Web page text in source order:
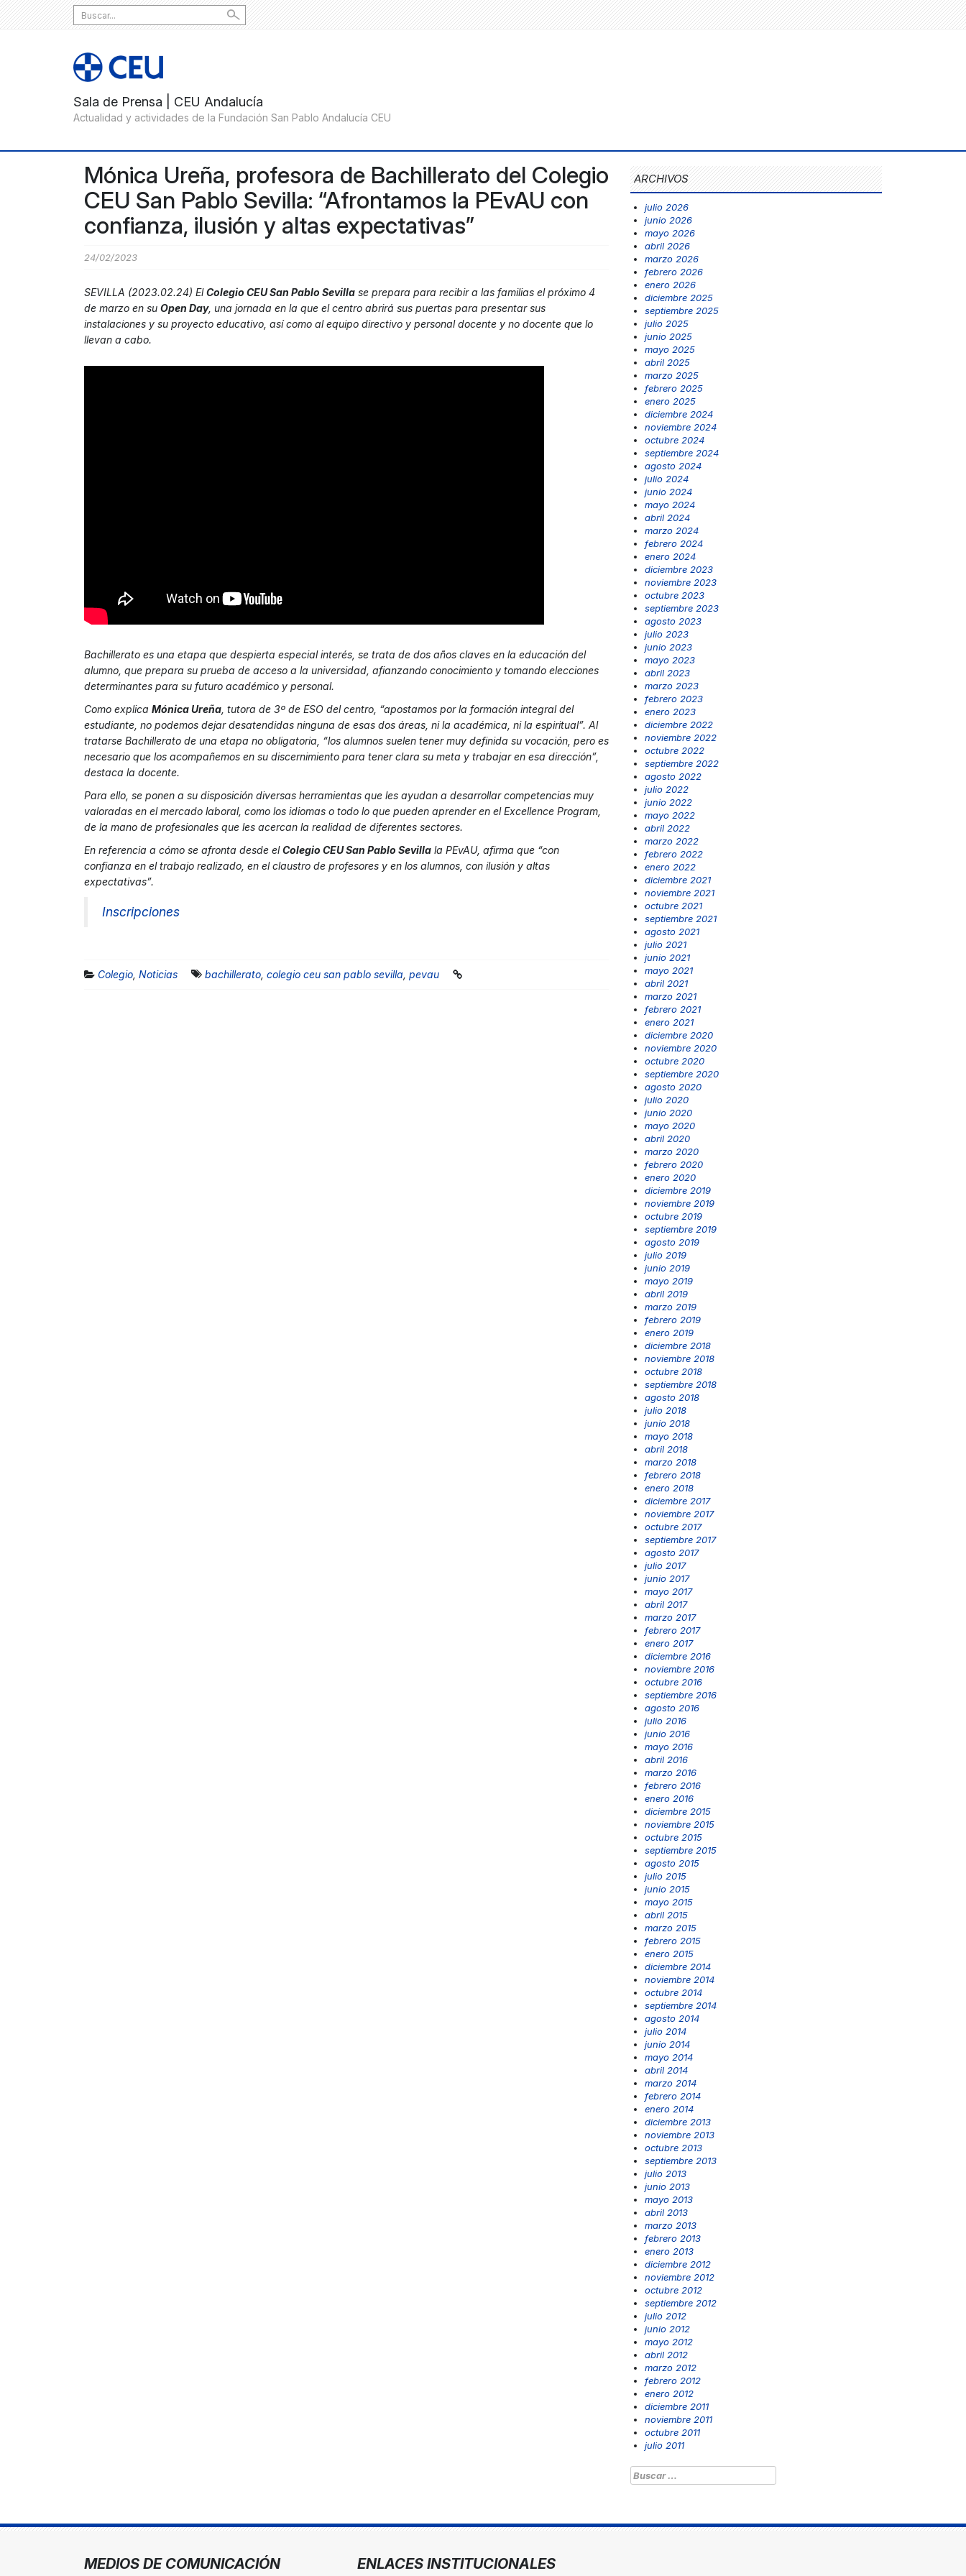
Search
for:
Mónica Ureña, profesora de Bachillerato del Colegio
CEU San Pablo Sevilla: “Afrontamos la PEvAU con
confianza, ilusión y altas expectativas”
24/02/2023
SEVILLA (2023.02.24) ElColegio CEU San Pablo Sevilla se prepara para recibir a las familias el próximo 4
de marzo en su Open Day, una jornada en la que el centro abrirá sus puertas para presentar sus
instalaciones y su proyecto educativo, así como al equipo directivo y personal docente y no docente que lo
llevan a cabo.
Bachillerato es una etapa que despierta especial interés, se trata de dos años claves en la educación del
alumno, que prepara su prueba de acceso a la universidad, afianzando conocimiento y tomando elecciones
determinantes para su futuro académico y personal.
Como explica Mónica Ureña , tutora de 3º de ESO del centro, “apostamos por la formación integral del
estudiante, no podemos dejar desatendidas ninguna de esas dos áreas, ni la académica, ni la espiritual”. Al
tratarse Bachillerato de una etapa no obligatoria, “los alumnos suelen tener muy definida su vocación, pero es
necesario que los acompañemos en su discernimiento para tener clara su meta y trabajar en esa dirección”,
destaca la docente.
Para ello, se ponen a su disposición diversas herramientas que les ayudan a desarrollar competencias muy
valoradas en el mercado laboral, como los idiomas o todo lo que pueden aprender en el Excellence Program,
de la mano de profesionales que les acercan la realidad de diferentes sectores.
En referencia a cómo se afronta desde elColegio CEU San Pablo Sevilla la PEvAU, afirma que “con
confianza en el trabajo realizado, en el claustro de profesores y en los alumnos, con ilusión y altas
expectativas”.
Inscripciones
Colegio Noticias bachillerato colegio ceu san pablo sevilla pevau
ARCHIVOS
julio 2026
junio 2026
mayo 2026
abril 2026
marzo 2026
febrero 2026
enero 2026
diciembre 2025
septiembre 2025
julio 2025
junio 2025
mayo 2025
abril 2025
marzo 2025
febrero 2025
enero 2025
diciembre 2024
noviembre 2024
octubre 2024
septiembre 2024
agosto 2024
julio 2024
junio 2024
mayo 2024
abril 2024
marzo 2024
febrero 2024
enero 2024
diciembre 2023
noviembre 2023
octubre 2023
septiembre 2023
agosto 2023
julio 2023
junio 2023
mayo 2023
abril 2023
marzo 2023
febrero 2023
enero 2023
diciembre 2022
noviembre 2022
octubre 2022
septiembre 2022
agosto 2022
julio 2022
junio 2022
mayo 2022
abril 2022
marzo 2022
febrero 2022
enero 2022
diciembre 2021
noviembre 2021
octubre 2021
septiembre 2021
agosto 2021
julio 2021
junio 2021
mayo 2021
abril 2021
marzo 2021
febrero 2021
enero 2021
diciembre 2020
noviembre 2020
octubre 2020
septiembre 2020
agosto 2020
julio 2020
junio 2020
mayo 2020
abril 2020
marzo 2020
febrero 2020
enero 2020
diciembre 2019
noviembre 2019
octubre 2019
septiembre 2019
agosto 2019
julio 2019
junio 2019
mayo 2019
abril 2019
marzo 2019
febrero 2019
enero 2019
diciembre 2018
noviembre 2018
octubre 2018
septiembre 2018
agosto 2018
julio 2018
junio 2018
mayo 2018
abril 2018
marzo 2018
febrero 2018
enero 2018
diciembre 2017
noviembre 2017
octubre 2017
septiembre 2017
agosto 2017
julio 2017
junio 2017
mayo 2017
abril 2017
marzo 2017
febrero 2017
enero 2017
diciembre 2016
noviembre 2016
octubre 2016
septiembre 2016
agosto 2016
julio 2016
junio 2016
mayo 2016
abril 2016
marzo 2016
febrero 2016
enero 2016
diciembre 2015
noviembre 2015
octubre 2015
septiembre 2015
agosto 2015
julio 2015
junio 2015
mayo 2015
abril 2015
marzo 2015
febrero 2015
enero 2015
diciembre 2014
noviembre 2014
octubre 2014
septiembre 2014
agosto 2014
julio 2014
junio 2014
mayo 2014
abril 2014
marzo 2014
febrero 2014
enero 2014
diciembre 2013
noviembre 2013
octubre 2013
septiembre 2013
julio 2013
junio 2013
mayo 2013
abril 2013
marzo 2013
febrero 2013
enero 2013
diciembre 2012
noviembre 2012
octubre 2012
septiembre 2012
julio 2012
junio 2012
mayo 2012
abril 2012
marzo 2012
febrero 2012
enero 2012
diciembre 2011
noviembre 2011
octubre 2011
julio 2011
Buscar:
MEDIOS DE COMUNICACIÓN ENLACES INSTITUCIONALES